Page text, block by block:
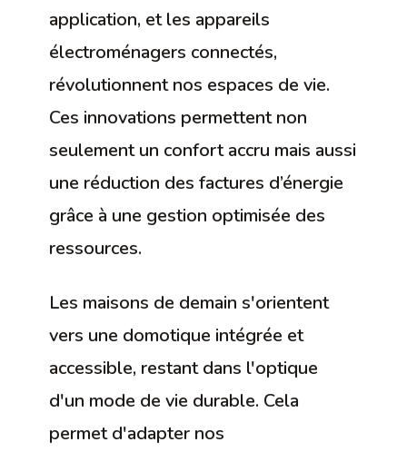
application, et les appareils
électroménagers connectés,
révolutionnent nos espaces de vie.
Ces innovations permettent non
seulement un confort accru mais aussi
une réduction des factures d’énergie
grâce à une gestion optimisée des
ressources.
Les maisons de demain s'orientent
vers une domotique intégrée et
accessible, restant dans l'optique
d'un mode de vie durable. Cela
permet d'adapter nos